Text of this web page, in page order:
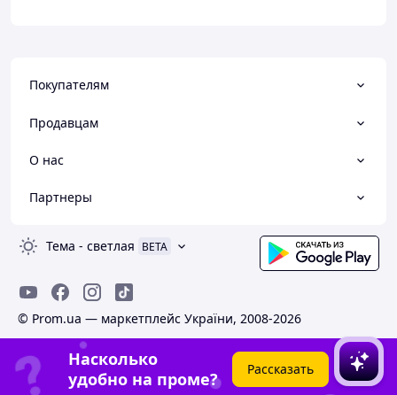
Покупателям
Продавцам
О нас
Партнеры
Тема - светлая BETA
© Prom.ua — маркетплейс України, 2008-2026
Насколько
удобно на проме?
Рассказать